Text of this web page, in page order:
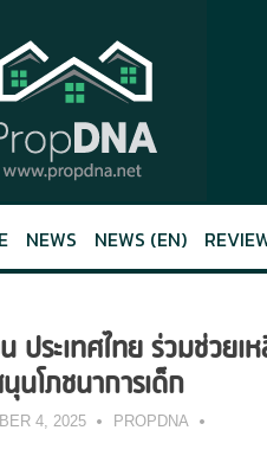
NEWS NEWS (EN)
ประเทศไทย ร่วมช่วย
นโภชนาการเด็ก
4, 2025 PROPDNA